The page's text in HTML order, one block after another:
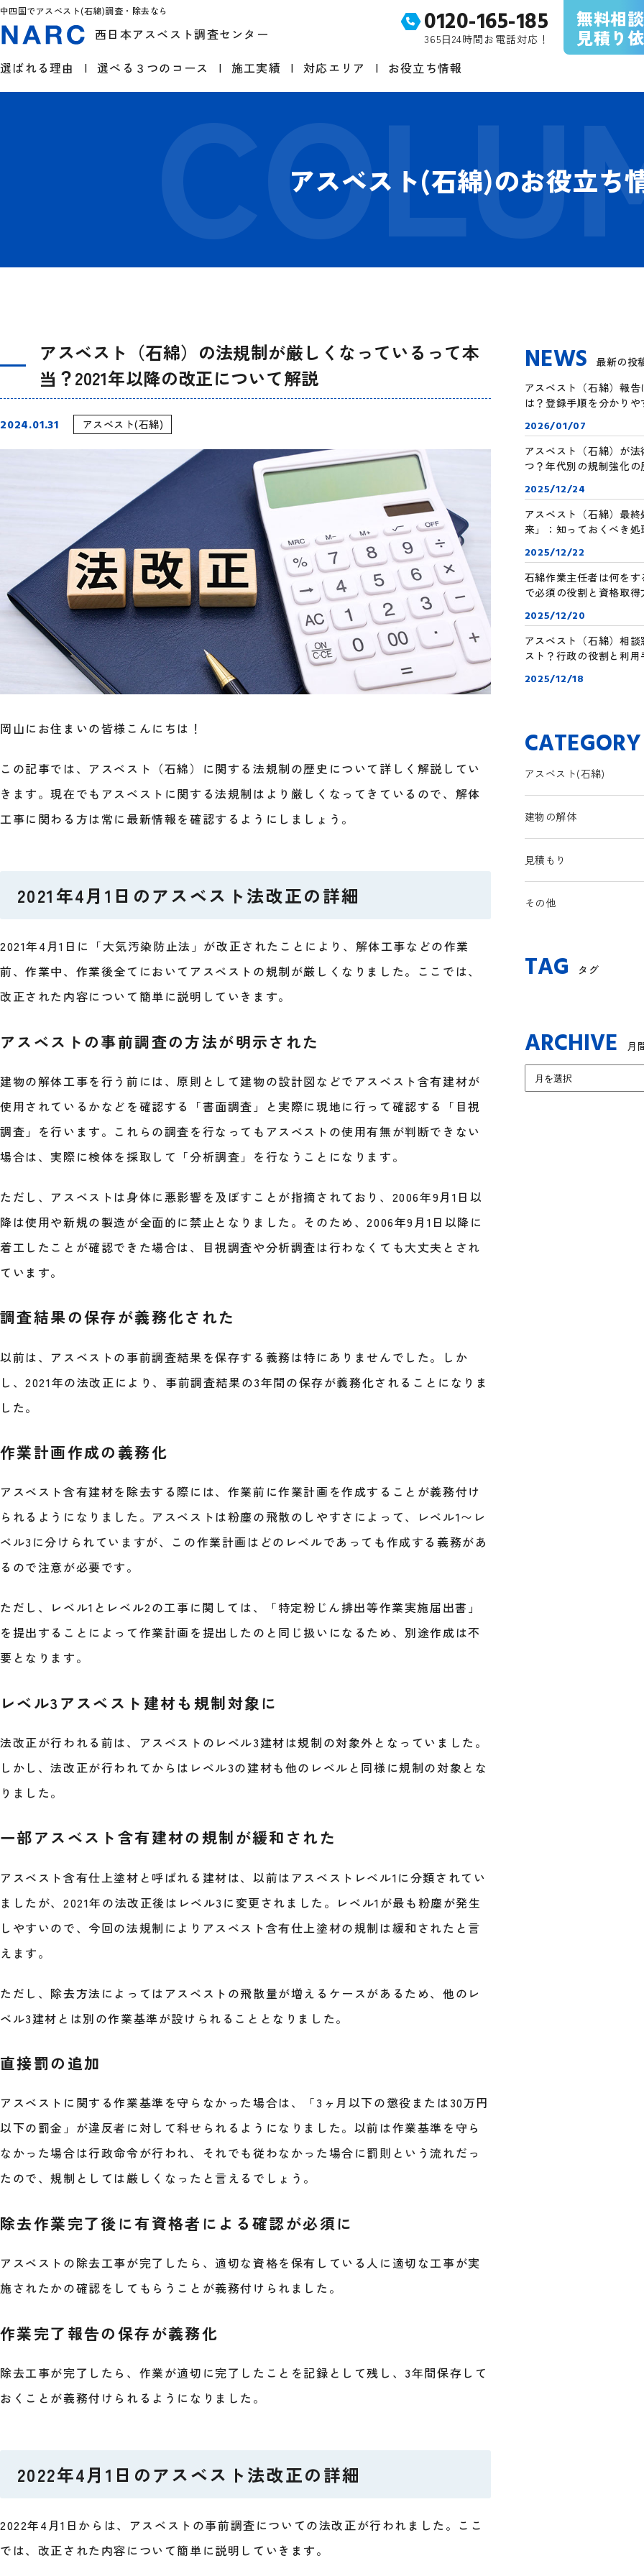
中四国でアスベスト(石綿)調査・除去なら
西日本アスベスト調査センター 0120-165-185
365⽇24時間お電話対応！
無料相談
見積り
選ばれる理由 選べる３つのコース 施工実績 対応エリア お役立ち情報
アスベスト(石綿)のお役立ち
アスベスト（石綿）の法規制が厳しくなっているって本
当？2021年以降の改正について解説
2024.01.31 アスベスト(石綿)
岡山にお住まいの皆様こんにちは！
この記事では、アスベスト（石綿）に関する法規制の歴史について詳しく解説してい
きます。現在でもアスベストに関する法規制はより厳しくなってきているので、解体
工事に関わる方は常に最新情報を確認するようにしましょう。
2021年4月1日のアスベスト法改正の詳細
2021年4月1日に「大気汚染防止法」が改正されたことにより、解体工事などの作業
前、作業中、作業後全てにおいてアスベストの規制が厳しくなりました。ここでは、
改正された内容について簡単に説明していきます。
アスベストの事前調査の方法が明示された
建物の解体工事を行う前には、原則として建物の設計図などでアスベスト含有建材が
使用されているかなどを確認する「書面調査」と実際に現地に行って確認する「目視
調査」を行います。これらの調査を行なってもアスベストの使用有無が判断できない
場合は、実際に検体を採取して「分析調査」を行なうことになります。
ただし、アスベストは身体に悪影響を及ぼすことが指摘されており、2006年9月1日以
降は使用や新規の製造が全面的に禁止となりました。そのため、2006年9月1日以降に
着工したことが確認できた場合は、目視調査や分析調査は行わなくても大丈夫とされ
ています。
調査結果の保存が義務化された
以前は、アスベストの事前調査結果を保存する義務は特にありませんでした。しか
し、2021年の法改正により、事前調査結果の3年間の保存が義務化されることになりま
した。
作業計画作成の義務化
アスベスト含有建材を除去する際には、作業前に作業計画を作成することが義務付け
られるようになりました。アスベストは粉塵の飛散のしやすさによって、レベル1〜レ
ベル3に分けられていますが、この作業計画はどのレベルであっても作成する義務があ
るので注意が必要です。
ただし、レベル1とレベル2の工事に関しては、「特定粉じん排出等作業実施届出書」
を提出することによって作業計画を提出したのと同じ扱いになるため、別途作成は不
要となります。
レベル3アスベスト建材も規制対象に
法改正が行われる前は、アスベストのレベル3建材は規制の対象外となっていました。
しかし、法改正が行われてからはレベル3の建材も他のレベルと同様に規制の対象とな
りました。
一部アスベスト含有建材の規制が緩和された
アスベスト含有仕上塗材と呼ばれる建材は、以前はアスベストレベル1に分類されてい
ましたが、2021年の法改正後はレベル3に変更されました。レベル1が最も粉塵が発生
しやすいので、今回の法規制によりアスベスト含有仕上塗材の規制は緩和されたと言
えます。
ただし、除去方法によってはアスベストの飛散量が増えるケースがあるため、他のレ
ベル3建材とは別の作業基準が設けられることとなりました。
直接罰の追加
アスベストに関する作業基準を守らなかった場合は、「3ヶ月以下の懲役または30万円
以下の罰金」が違反者に対して科せられるようになりました。以前は作業基準を守ら
なかった場合は行政命令が行われ、それでも従わなかった場合に罰則という流れだっ
たので、規制としては厳しくなったと言えるでしょう。
除去作業完了後に有資格者による確認が必須に
アスベストの除去工事が完了したら、適切な資格を保有している人に適切な工事が実
施されたかの確認をしてもらうことが義務付けられました。
作業完了報告の保存が義務化
除去工事が完了したら、作業が適切に完了したことを記録として残し、3年間保存して
おくことが義務付けられるようになりました。
2022年4月1日のアスベスト法改正の詳細
2022年4月1日からは、アスベストの事前調査についての法改正が行われました。ここ
では、改正された内容について簡単に説明していきます。
NEWS
最新の投
アスベスト（石綿）報
は？登録手順を分かり
2026/01/07
アスベスト（石綿）が
つ？年代別の規制強化
2025/12/24
アスベスト（石綿）最
来」：知っておくべき
2025/12/22
石綿作業主任者は何を
で必須の役割と資格取
2025/12/20
アスベスト（石綿）相
スト？行政の役割と利
2025/12/18
CATEGORY
アスベスト(石綿)
建物の解体
見積もり
その他
TAG タグ
ARCHIVE 月